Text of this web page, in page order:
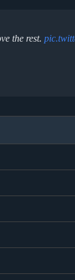
the rest.